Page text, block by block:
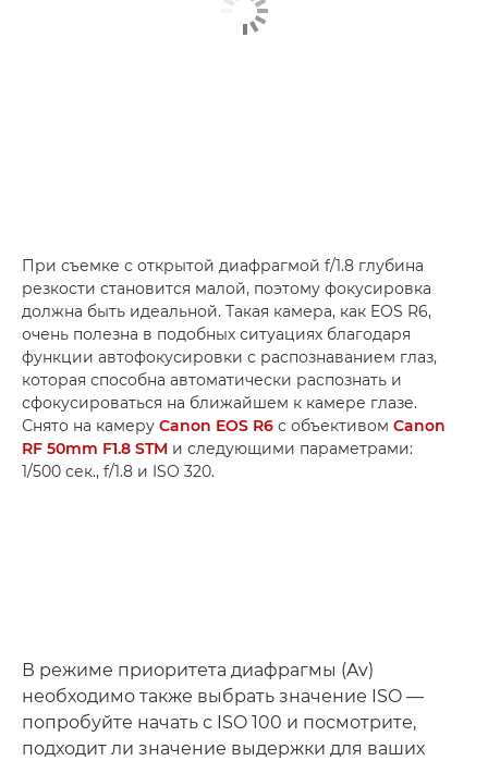
При съемке с открытой диафрагмой f/1.8 глубина
резкости становится малой, поэтому фокусировка
должна быть идеальной. Такая камера, как EOS R6,
очень полезна в подобных ситуациях благодаря
функции автофокусировки с распознаванием глаз,
которая способна автоматически распознать и
сфокусироваться на ближайшем к камере глазе.
Снято на камеру Canon EOS R6 с объективом Canon
RF 50mm F1.8 STM и следующими параметрами:
1/500 сек., f/1.8 и ISO 320.
В режиме приоритета диафрагмы (Av)
необходимо также выбрать значение ISO —
попробуйте начать с ISO 100 и посмотрите,
подходит ли значение выдержки для ваших